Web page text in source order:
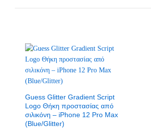
Guess Glitter Gradient Script
Logo Θήκη προστασίας από
σιλικόνη – iPhone 12 Pro Max
(Blue/Glitter)